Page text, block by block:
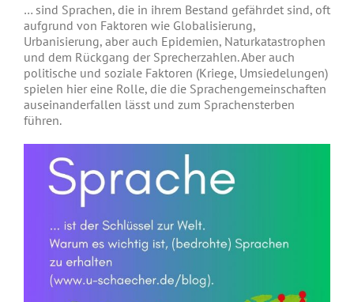
… sind Sprachen, die in ihrem Bestand gefährdet sind, oft
aufgrund von Faktoren wie Globalisierung,
Urbanisierung, aber auch Epidemien, Naturkatastrophen
und dem Rückgang der Sprecherzahlen. Aber auch
politische und soziale Faktoren (Kriege, Umsiedelungen)
spielen hier eine Rolle, die die Sprachengemeinschaften
auseinanderfallen lässt und zum Sprachensterben
führen.